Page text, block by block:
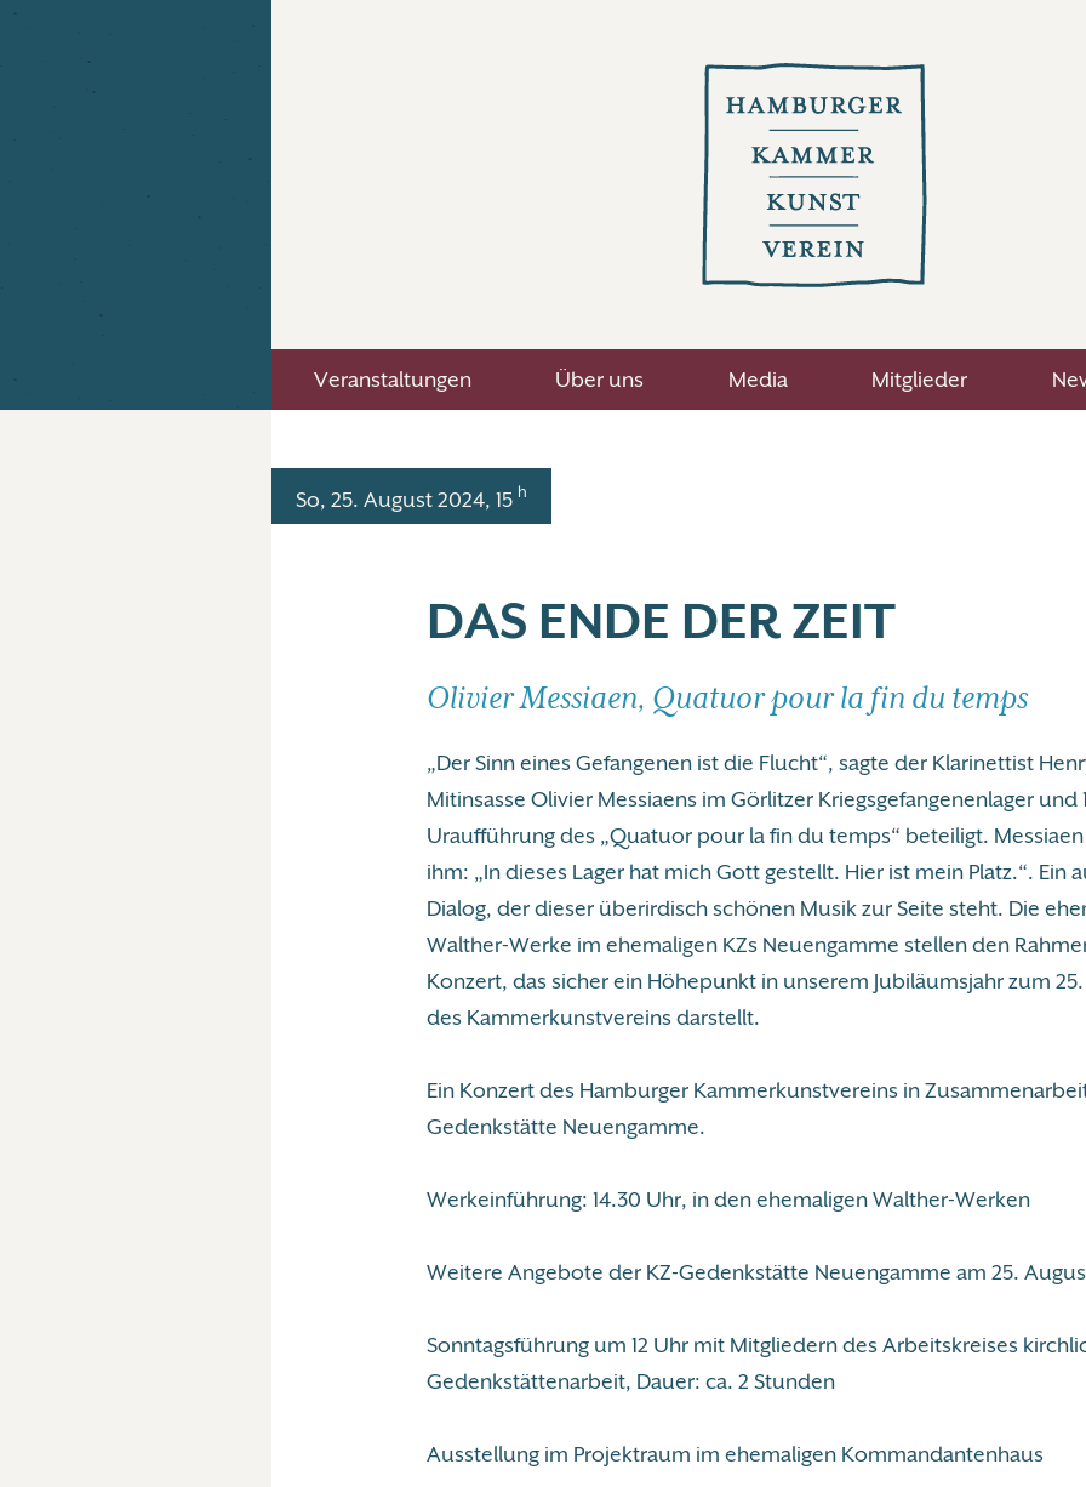
Veranstaltungen Über uns Media Mitglieder
So, 25. August 2024, 15 h
DAS ENDE DER ZEIT
Olivier Messiaen, Quatuor pour la fin du temps
„Der Sinn eines Gefangenen ist die Flucht“, sagte der Klarinettist
Mitinsasse Olivier Messiaens im Görlitzer Kriegsgefangenenlager und
Uraufführung des „Quatuor pour la fin du temps“ beteiligt.
ihm: „In dieses Lager hat mich Gott gestellt. Hier ist mein Platz.“. Ein
Dialog, der dieser überirdisch schönen Musik zur Seite steht. Die
Walther-Werke im ehemaligen KZs Neuengamme stellen den
Konzert, das sicher ein Höhepunkt in unserem Jubiläumsjahr zum
des Kammerkunstvereins darstellt.
Ein Konzert des Hamburger Kammerkunstvereins in
Gedenkstätte Neuengamme.
Werkeinführung: 14.30 Uhr, in den ehemaligen Walther-Werken
Weitere Angebote der KZ-Gedenkstätte Neuengamme am 25.
Sonntagsführung um 12 Uhr mit Mitgliedern des Arbeitskreises
Gedenkstättenarbeit, Dauer: ca. 2 Stunden
Ausstellung im Projektraum im ehemaligen Kommandantenhaus